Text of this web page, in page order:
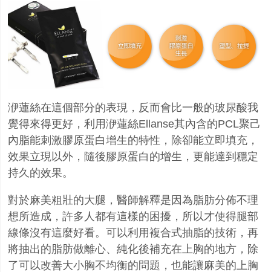
洢蓮絲在這個部分的表現，反而會比一般的玻尿酸我
覺得來得更好，利用洢蓮絲Ellanse其內含的PCL聚己
內脂能刺激膠原蛋白增生的特性，除卻能立即填充，
效果立現以外，隨後膠原蛋白的增生，更能達到穩定
持久的效果。
對於麻美粗壯的大腿，醫師解釋是因為脂肪分佈不理
想所造成，許多人都有這樣的困擾，所以才使得腿部
線條沒有這麼好看。可以利用複合式抽脂的技術，再
將抽出的脂肪做離心、純化後補充在上胸的地方，除
了可以改善大小胸不均衡的問題，也能讓麻美的上胸